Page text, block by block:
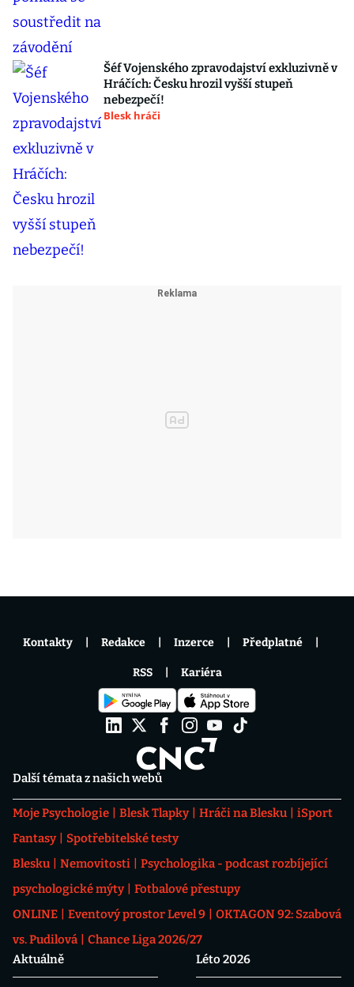
Šéf Vojenského zpravodajství exkluzivně v
Hráčích: Česku hrozil vyšší stupeň
nebezpečí!
Blesk hráči
Další témata z našich webů
Moje Psychologie Blesk Tlapky Hráči na Blesku
iSport
Fantasy
Spotřebitelské testy
Blesku
Nemovitosti
Psychologika - podcast rozbíjející
psychologické mýty
Fotbalové přestupy
ONLINE
Eventový prostor Level 9
OKTAGON 92: Szabová
vs. Pudilová
Chance Liga 2026/27
Aktuálně
Léto 2026
Kontakty Redakce Inzerce Předplatné
RSS Kariéra